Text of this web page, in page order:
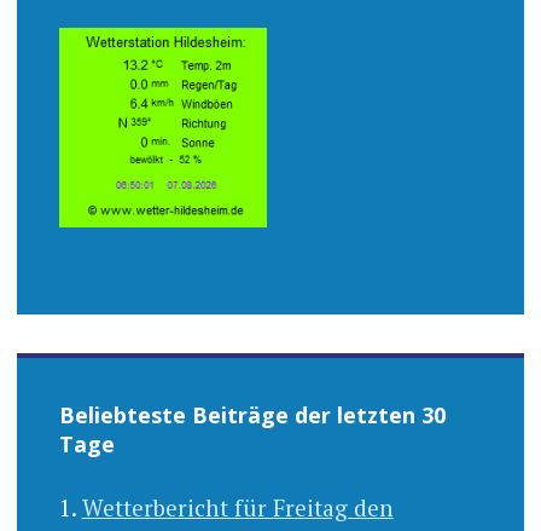
Beliebteste Beiträge der letzten 30
Tage
Wetterbericht für Freitag den